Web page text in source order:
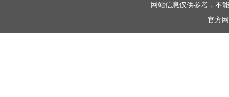
网站信息仅供参考，不
官方